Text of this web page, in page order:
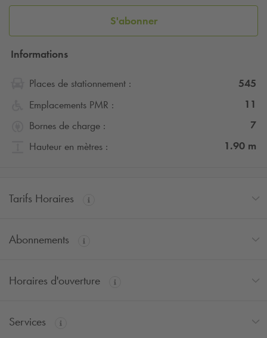
ou à la journée. Quelle que soit la durée de votre séjour,
vous trouverez forcément la formule répondant à vos besoins.
7J/7.
N’hésitez pas à nous contacter si vous avez besoin de plus
amples renseignements sur nos formules.
S'abonner
Informations
Places de stationnement :
545
Emplacements PMR :
11
Bornes de charge :
7
Hauteur en mètres :
1.90 m
Tarifs Horaires
Abonnements
Horaires d'ouverture
Services